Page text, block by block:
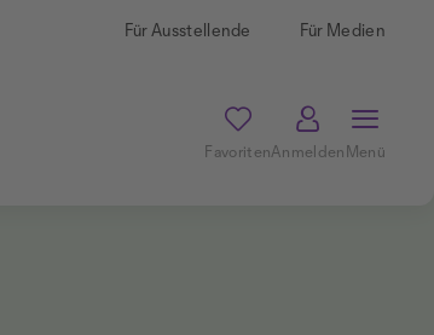
Für Ausstellende Für Medien
FavoritenAnmeldenMenü